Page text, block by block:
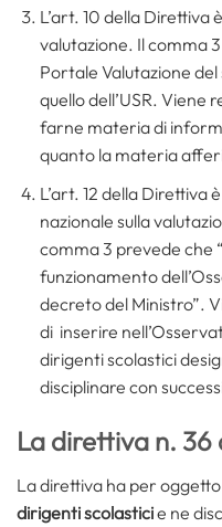
L’art. 10 della Direttiva
valutazione. Il comma
Portale Valutazione
quello dell’USR. Viene
farne materia di
quanto la materia
L’art. 12 della Direttiva
nazionale sulla
comma 3 prevede che
funzionamento
decreto del Ministro”.
di inserire
dirigenti scolastici
disciplinare con
La direttiva n. 36
La direttiva ha per
dirigenti scolasticie ne